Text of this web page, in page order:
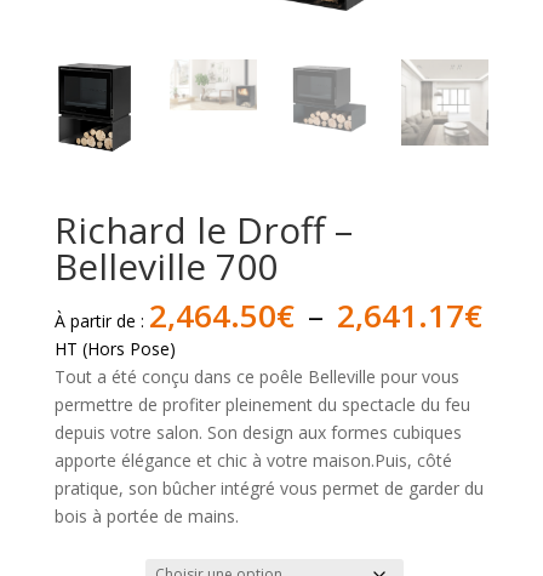
Richard le Droff –
Belleville 700
À partir de : 2,464.50€ – 2,641.17€
de
HT (Hors Pose)
Tout a été conçu dans ce poêle Belleville pour vous
permettre de profiter pleinement du spectacle du feu
depuis votre salon. Son design aux formes cubiques
apporte élégance et chic à votre maison.Puis, côté
pratique, son bûcher intégré vous permet de garder du
bois à portée de mains.